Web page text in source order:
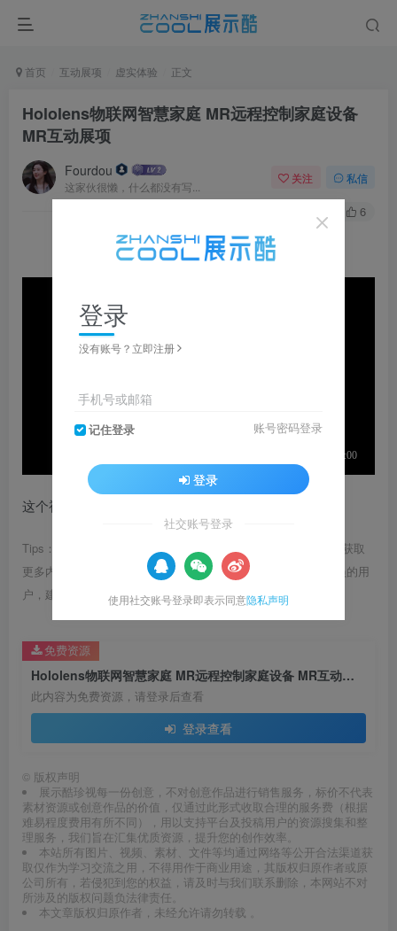
首页 互动展项 虚实体验 正文
Hololens物联网智慧家庭 MR远程控制家庭设备
MR互动展项
Fourdou
这家伙很懒，什么都没有写...
关注 私信
6
这个视频分辨率比较低，各位看需求使用
Tips：1.内容图片或视频可能会有压缩，若文章提供下载服务，获取
更多内容（无展示酷水印）可在下方下载； 2.没有百度网盘会员的用
户，建议用123云盘可获得更快的下载速度。
Hololens物联网智慧家庭 MR远程控制家庭设备 MR互动展项
此内容为免费资源，请登录后查看
登录查看
免费资源
© 版权声明
展示酷珍视每一份创意，不对创意作品进行销售服务，标价不代表
素材资源或创意作品的价值，仅通过此形式收取合理的服务费（根据
难易程度费用有所不同），用以支持平台及投稿用户的资源搜集和整
理服务，我们旨在汇集优质资源，提升您的创作效率。
本站所有图片、视频、素材、文件等均通过网络等公开合法渠道获
取仅作为学习交流之用，不得用作于商业用途，其版权归原作者或原
公司所有，若侵犯到您的权益，请及时与我们联系删除，本网站不对
所涉及的版权问题负法律责任。
本文章版权归原作者，未经允许请勿转载 。
登录
没有账号？立即注册
手机号或邮箱
记住登录 账号密码登录
登录
社交账号登录
使用社交账号登录即表示同意隐私声明